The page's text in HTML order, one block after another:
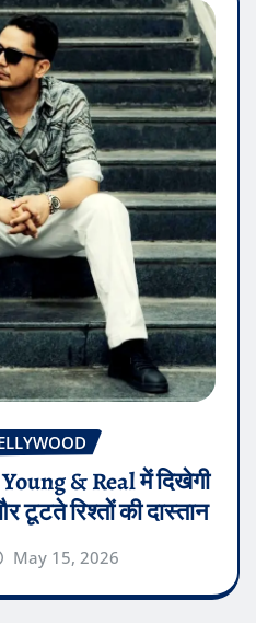
& Real में दिखेगी
टूटते रिश्तों की दास्तान
May 15, 2026